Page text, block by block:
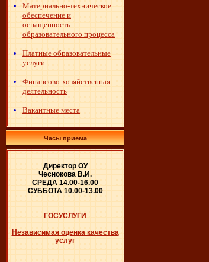
Материально-техническое
обеспечение и
оснащенность
образовательного процесса
Платные образовательные
услуги
Финансово-хозяйственная
деятельность
Вакантные места
Часы приёма
Директор ОУ
Чеснокова В.И.
СРЕДА 14.00-16.00
СУББОТА 10.00-13.00
ГОСУСЛУГИ
Независимая оценка качества
услуг